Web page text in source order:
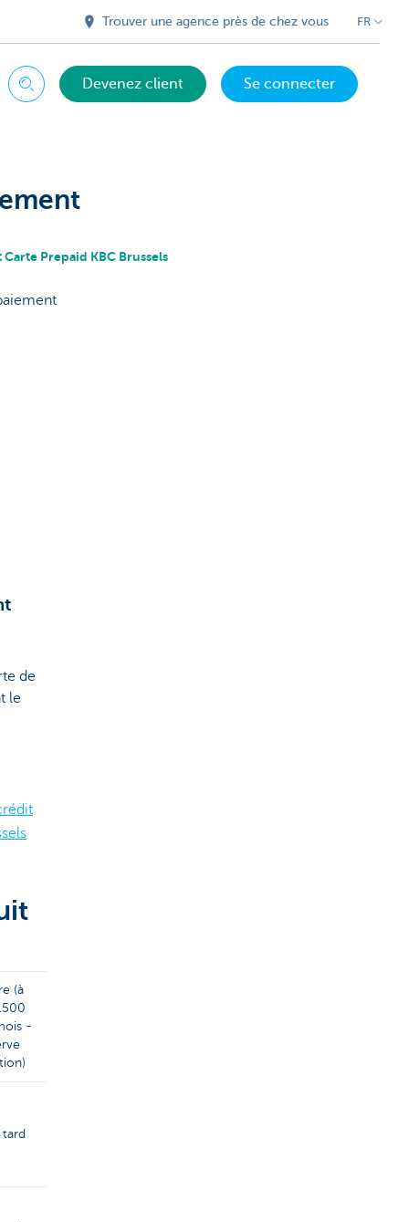
Trouver une agence près de chez vous FR
ChercherDevenez client Se connecter
Prepaid KBC Brussels
de
le
(à
-
tard